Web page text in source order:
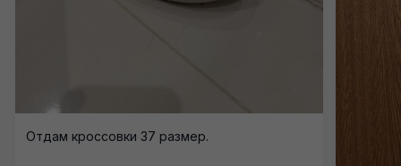
Отдам кроссовки 37 размер.